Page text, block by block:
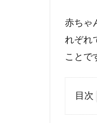
赤ちゃ
れぞれ
ことで
目次